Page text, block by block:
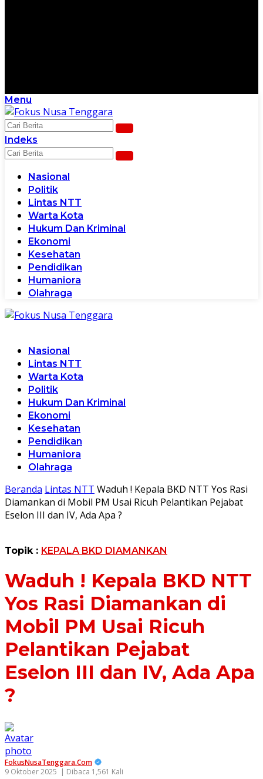
Menu
Indeks
Nasional
Politik
Lintas NTT
Warta Kota
Hukum Dan Kriminal
Ekonomi
Kesehatan
Pendidikan
Humaniora
Olahraga
Nasional
Lintas NTT
Warta Kota
Politik
Hukum Dan Kriminal
Ekonomi
Kesehatan
Pendidikan
Humaniora
Olahraga
Beranda Lintas NTT Waduh ! Kepala BKD NTT Yos Rasi
Diamankan di Mobil PM Usai Ricuh Pelantikan Pejabat
Eselon III dan IV, Ada Apa ?
Topik : KEPALA BKD DIAMANKAN
Waduh ! Kepala BKD NTT
Yos Rasi Diamankan di
Mobil PM Usai Ricuh
Pelantikan Pejabat
Eselon III dan IV, Ada Apa
?
FokusNusaTenggara.Com
9 Oktober 2025 | Dibaca 1,561 Kali